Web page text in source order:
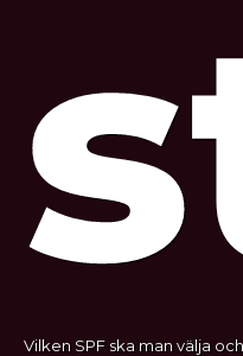
Vilken SPF ska man välja